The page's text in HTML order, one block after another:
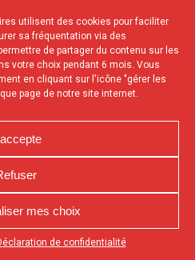
utilisent des cookies pour faciliter
sa fréquentation via des
de partager du contenu sur les
votre choix pendant 6 mois. Vous
en cliquant sur l'icône "gérer les
page de notre site internet.
mes choix
de confidentialité
bas de votre